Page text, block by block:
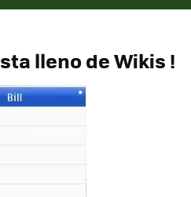
lleno de Wikis !